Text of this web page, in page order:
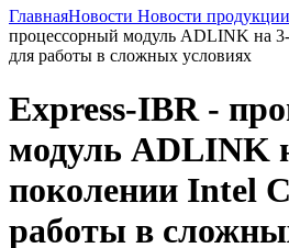
ГлавнаяНовости Новости продукции
процессорный модуль ADLINK на
для работы в сложных условиях
Express-IBR -
модуль ADLINK
поколении Intel
работы в